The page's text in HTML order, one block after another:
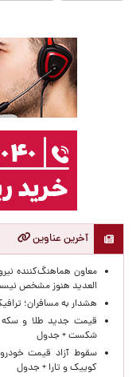
آخرین عناوین
معاون هماهنگ‌کننده
العدید هنوز مشخص
هشدار به مسافران؛
شکست + جدول
سقوط آزاد قیمت خودرو
کوییک و تارا + جدول